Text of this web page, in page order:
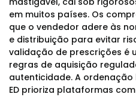
em muitos países. Os
que o vendedor adere às
e distribuição para evitar
validação de prescrições é
regras de aquisição
autenticidade. A
ED prioriza plataformas